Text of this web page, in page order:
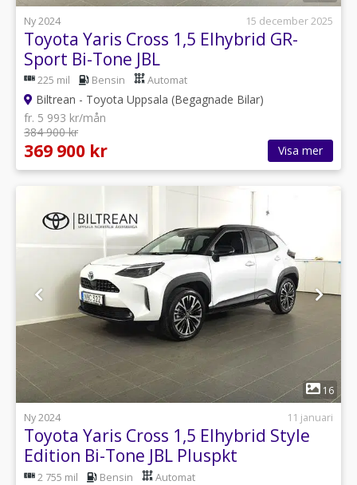
Ny 2024
15 december 2025
Toyota Yaris Cross 1,5 Elhybrid GR-
Sport Bi-Tone JBL
225 mil Bensin Automat
Biltrean - Toyota Uppsala (Begagnade Bilar)
fr. 5 993 kr/mån
384 900 kr
369 900 kr Visa mer
1
16
Ny 2024
11 januari
Toyota Yaris Cross 1,5 Elhybrid Style
Edition Bi-Tone JBL Pluspkt
2 755 mil Bensin Automat